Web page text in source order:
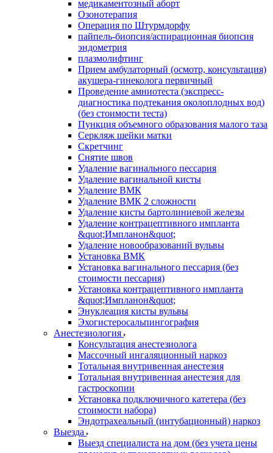
медикаментозный аборт
Озонотерапия
Операция по Штурмдорфу
пайпель-биопсия/аспирационная биопсия
эндометрия
плазмолифтинг
Прием амбулаторный (осмотр, консультация)
акушера-гинеколога первичный
Проведение амниотеста (экспресс-
диагностика подтекания околоплодных вод)
(без стоимости теста)
Пункция объемного образования малого таза
Серкляж шейки матки
Скретчинг
Снятие швов
Удаление вагинального пессария
Удаление вагинальной кисты
Удаление ВМК
Удаление ВМК 2 сложности
Удаление кисты бартолиниевой железы
Удаление контрацептивного импланта
&quot;Импланон&quot;
Удаление новообразований вульвы
Установка ВМК
Установка вагинального пессария (без
стоимости пессария)
Установка контрацептивного импланта
&quot;Импланон&quot;
Энуклеация кисты вульвы
Эхогистеросальпингография
Анестезиология
Консультация анестезиолога
Массочный ингаляционный наркоз
Тотальная внутривенная анестезия
Тотальная внутривенная анестезия для
гастроскопии
Установка подключичного катетера (без
стоимости набора)
Эндотрахеальный (интубационный) наркоз
Выезда
Выезд специалиста на дом (без учета цены